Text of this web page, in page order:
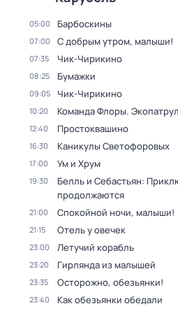
05:00 Барбоскины
07:00 С добрым утром, малыши!
07:35 Чик-Чирикино
08:25 Бумажки
09:05 Чик-Чирикино
10:20 Команда Флоры.
12:40 Простоквашино
16:30 Каникулы Светофоровых
17:00 Ум и Хрум
19:30
Белль и Себастьян:
продолжаются
21:00 Спокойной ночи, малыши!
21:15 Отель у овечек
23:00 Летучий корабль
23:20 Гирлянда из малышей
23:35 Осторожно, обезьянки!
23:40 Как обезьянки обедали